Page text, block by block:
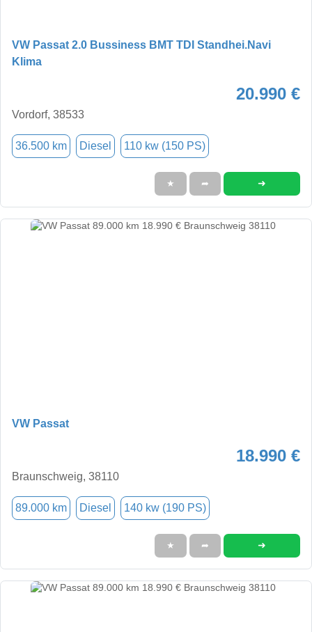
VW Passat 2.0 Bussiness BMT TDI Standhei.Navi
Klima
20.990 €
Vordorf, 38533
36.500 km Diesel 110 kw (150 PS)
★ ➦ ➜
VW Passat
18.990 €
Braunschweig, 38110
89.000 km Diesel 140 kw (190 PS)
★ ➦ ➜